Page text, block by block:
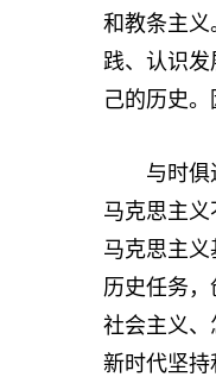
和教条主
践、认识发
己的历史
与时俱进
马克思主
马克思主
历史任务
社会主义、
新时代坚